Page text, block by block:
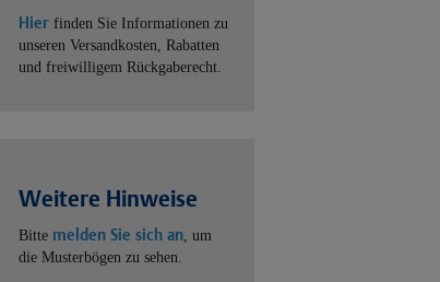
Hier finden Sie Informationen zu
unseren Versandkosten, Rabatten
und freiwilligem Rückgaberecht.
Weitere Hinweise
Bitte melden Sie sich an, um
die Musterbögen zu sehen.